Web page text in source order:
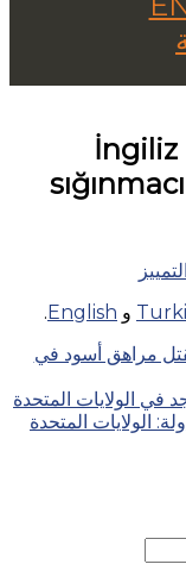
التمييز
و English
.
مراهق أسود في
في الولايات المتحدة
تشرين الثاني 2016 – الدولة: الولايات المتحدة